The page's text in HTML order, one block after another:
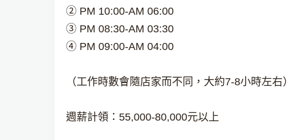
② PM 10:00-AM 06:00
③ PM 08:30-AM 03:30
④ PM 09:00-AM 04:00
（工作時數會隨店家而不同，大約7-8小時左右）
週薪計領：55,000-80,000元以上